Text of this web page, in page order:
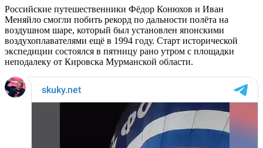
Российские путешественники Фёдор Конюхов и Иван
Меняйло смогли побить рекорд по дальности полёта на
воздушном шаре, который был установлен японскими
воздухоплавателями ещё в 1994 году. Старт исторической
экспедиции состоялся в пятницу рано утром с площадки
неподалеку от Кировска Мурманской области.